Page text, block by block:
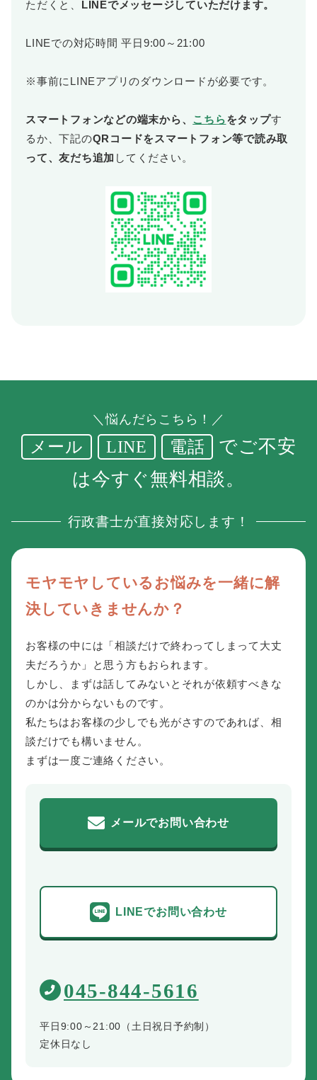
ただくと、 LINEでメッセージしていただけます。
LINEでの対応時間 平日9:00～21:00
※事前にLINEアプリのダウンロードが必要です。
スマートフォンなどの端末から、 こちらをタップす
るか、下記のQRコードをスマートフォン等で読み取
って、友だち追加 してください。
＼悩んだらこちら！／
メール LINE 電話
でご不安
は今すぐ無料相談。
行政書士が直接対応します！
モヤモヤしているお悩みを一緒に解
決していきませんか？
お客様の中には「相談だけで終わってしまって大丈
夫だろうか」と思う方もおられます。
しかし、まずは話してみないとそれが依頼すべきな
のかは分からないものです。
私たちはお客様の少しでも光がさすのであれば、相
談だけでも構いません。
まずは一度ご連絡ください。
メールでお問い合わせ
LINEでお問い合わせ
045-844-5616
平日9:00～21:00（土日祝日予約制）
定休日なし